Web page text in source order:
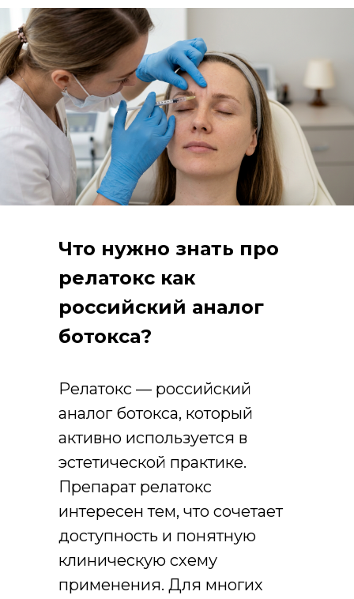
Что нужно знать про
релатокс как
российский аналог
ботокса?
Релатокс — российский
аналог ботокса, который
активно используется в
эстетической практике.
Препарат релатокс
интересен тем, что сочетает
доступность и понятную
клиническую схему
применения. Для многих